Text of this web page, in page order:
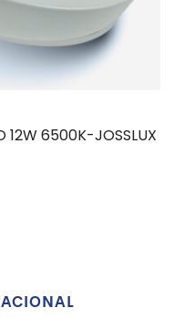
12W 6500K-JOSSLUX